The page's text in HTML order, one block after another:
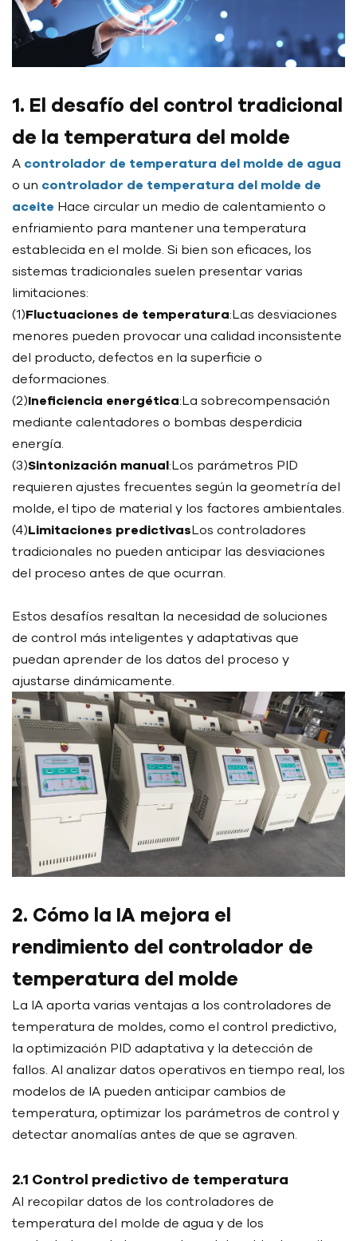
1. El desafío del control tradicional
de la temperatura del molde
A controlador de temperatura del molde de agua
o un controlador de temperatura del molde de
aceite Hace circular un medio de calentamiento o
enfriamiento para mantener una temperatura
establecida en el molde. Si bien son eficaces, los
sistemas tradicionales suelen presentar varias
limitaciones:
(1)Fluctuaciones de temperatura:Las desviaciones
menores pueden provocar una calidad inconsistente
del producto, defectos en la superficie o
deformaciones.
(2)Ineficiencia energética:La sobrecompensación
mediante calentadores o bombas desperdicia
energía.
(3)Sintonización manual:Los parámetros PID
requieren ajustes frecuentes según la geometría del
molde, el tipo de material y los factores ambientales.
(4)Limitaciones predictivasLos controladores
tradicionales no pueden anticipar las desviaciones
del proceso antes de que ocurran.
Estos desafíos resaltan la necesidad de soluciones
de control más inteligentes y adaptativas que
puedan aprender de los datos del proceso y
ajustarse dinámicamente.
2. Cómo la IA mejora el
rendimiento del controlador de
temperatura del molde
La IA aporta varias ventajas a los controladores de
temperatura de moldes, como el control predictivo,
la optimización PID adaptativa y la detección de
fallos. Al analizar datos operativos en tiempo real, los
modelos de IA pueden anticipar cambios de
temperatura, optimizar los parámetros de control y
detectar anomalías antes de que se agraven.
2.1 Control predictivo de temperatura
Al recopilar datos de los controladores de
temperatura del molde de agua y de los